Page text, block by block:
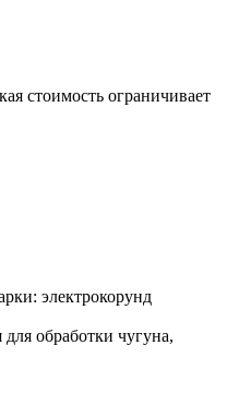
стоимость ограничивает
электрокорунд
обработки чугуна,